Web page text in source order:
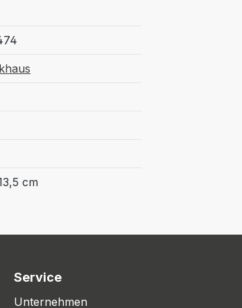
cm
Service
Unternehmen